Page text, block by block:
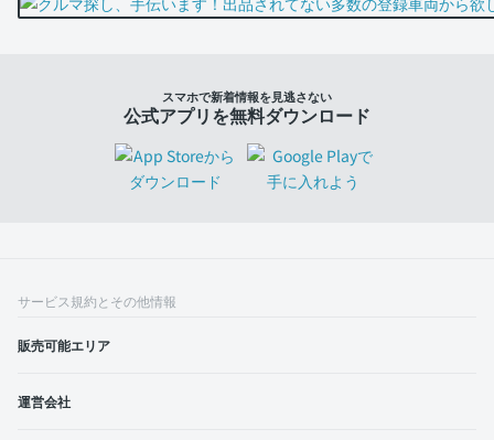
スマホで新着情報を見逃さない
公式アプリを無料ダウンロード
サービス規約とその他情報
販売可能エリア
運営会社